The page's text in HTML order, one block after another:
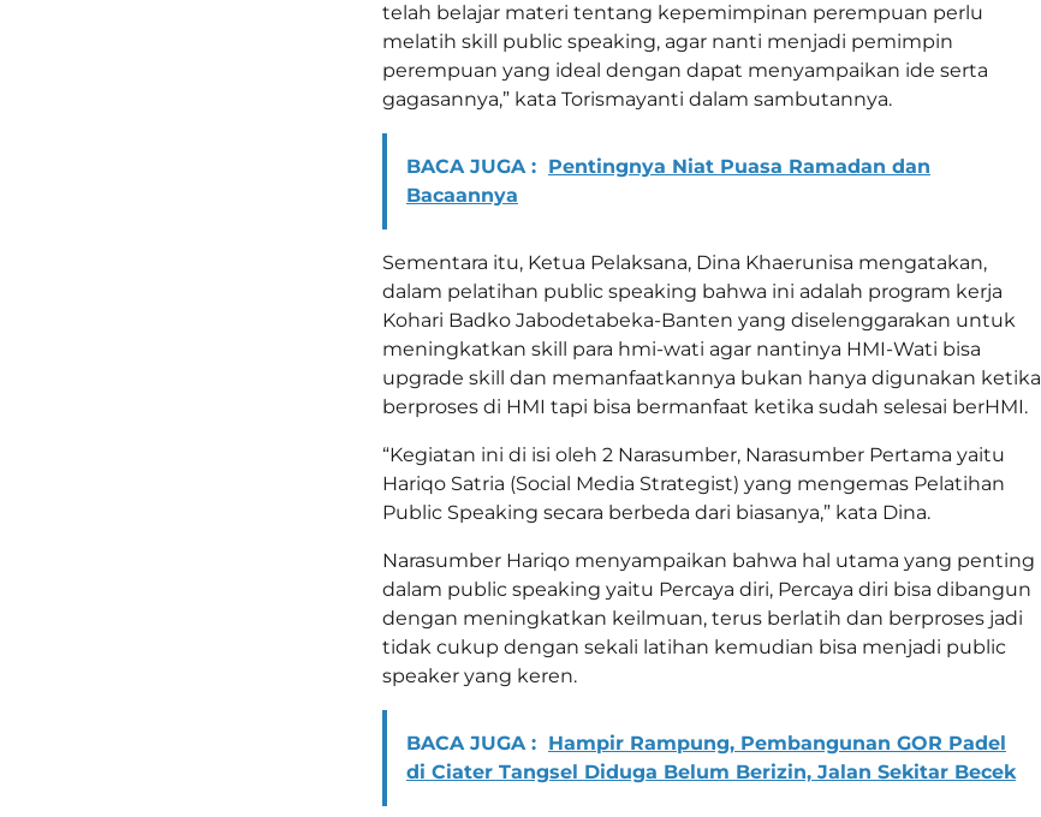
telah belajar materi tentang kepemimpinan perempuan perlu
melatih skill public speaking, agar nanti menjadi pemimpin
perempuan yang ideal dengan dapat menyampaikan ide serta
gagasannya,” kata Torismayanti dalam sambutannya.
BACA JUGA : Pentingnya Niat Puasa Ramadan dan
Bacaannya
Sementara itu, Ketua Pelaksana, Dina Khaerunisa mengatakan,
dalam pelatihan public speaking bahwa ini adalah program kerja
Kohari Badko Jabodetabeka-Banten yang diselenggarakan untuk
meningkatkan skill para hmi-wati agar nantinya HMI-Wati bisa
upgrade skill dan memanfaatkannya bukan hanya digunakan ketika
berproses di HMI tapi bisa bermanfaat ketika sudah selesai berHMI.
“Kegiatan ini di isi oleh 2 Narasumber, Narasumber Pertama yaitu
Hariqo Satria (Social Media Strategist) yang mengemas Pelatihan
Public Speaking secara berbeda dari biasanya,” kata Dina.
Narasumber Hariqo menyampaikan bahwa hal utama yang penting
dalam public speaking yaitu Percaya diri, Percaya diri bisa dibangun
dengan meningkatkan keilmuan, terus berlatih dan berproses jadi
tidak cukup dengan sekali latihan kemudian bisa menjadi public
speaker yang keren.
BACA JUGA : Hampir Rampung, Pembangunan GOR Padel
di Ciater Tangsel Diduga Belum Berizin, Jalan Sekitar Becek